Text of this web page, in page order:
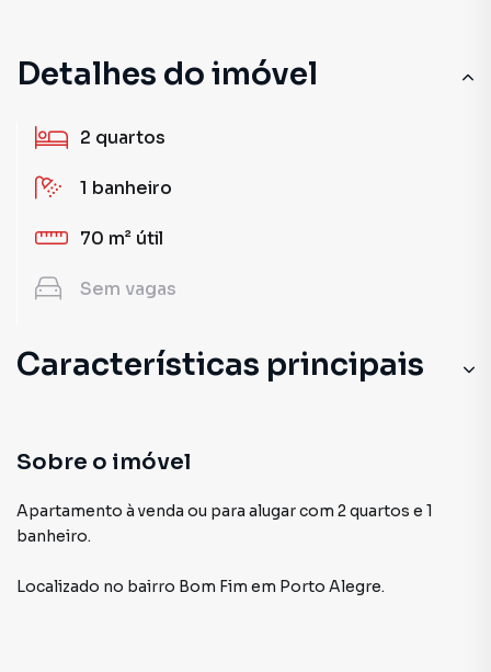
Detalhes do imóvel
2 quartos
1 banheiro
70 m² útil
Sem vagas
Características principais
Sobre o imóvel
Apartamento à venda ou para alugar com 2 quartos e 1
banheiro.
Localizado no bairro Bom Fim em Porto Alegre.